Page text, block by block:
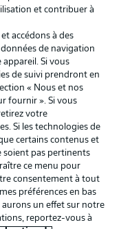
d’utilisation des
mes préférences
et contribuer à
accédons à des
de navigation
Si vous
de suivi prendront en
« Nous et nos
fournir ». Si vous
votre
Si les technologies de
certains contenus et
soient pas pertinents
ce menu pour
consentement à tout
préférences en bas
aurons un effet sur notre
reportez-vous à